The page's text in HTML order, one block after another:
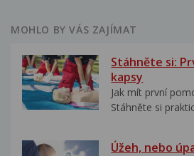
MOHLO BY VÁS ZAJÍMAT
Stáhněte si:
kapsy
Jak mít první
Stáhněte si
Úžeh, nebo